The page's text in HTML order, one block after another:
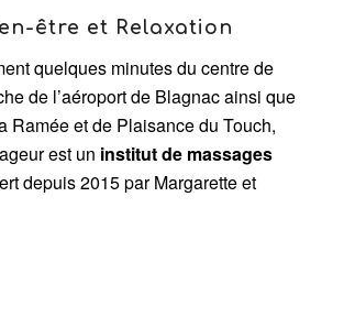
être et Relaxation
quelques minutes du centre de
de l’aéroport de Blagnac ainsi que
Ramée et de Plaisance du Touch,
est un institut de massages
depuis 2015 par Margarette et